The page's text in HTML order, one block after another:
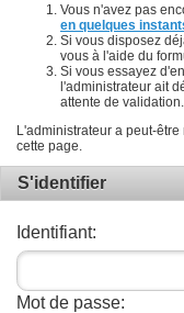
Vous n'avez pas
en quelques
Si vous disposez
vous à l'aide du
Si vous essayez
l'administrateur ait
attente de validation.
L'administrateur a peut-être
cette page.
S'identifier
Identifiant:
Mot de passe: